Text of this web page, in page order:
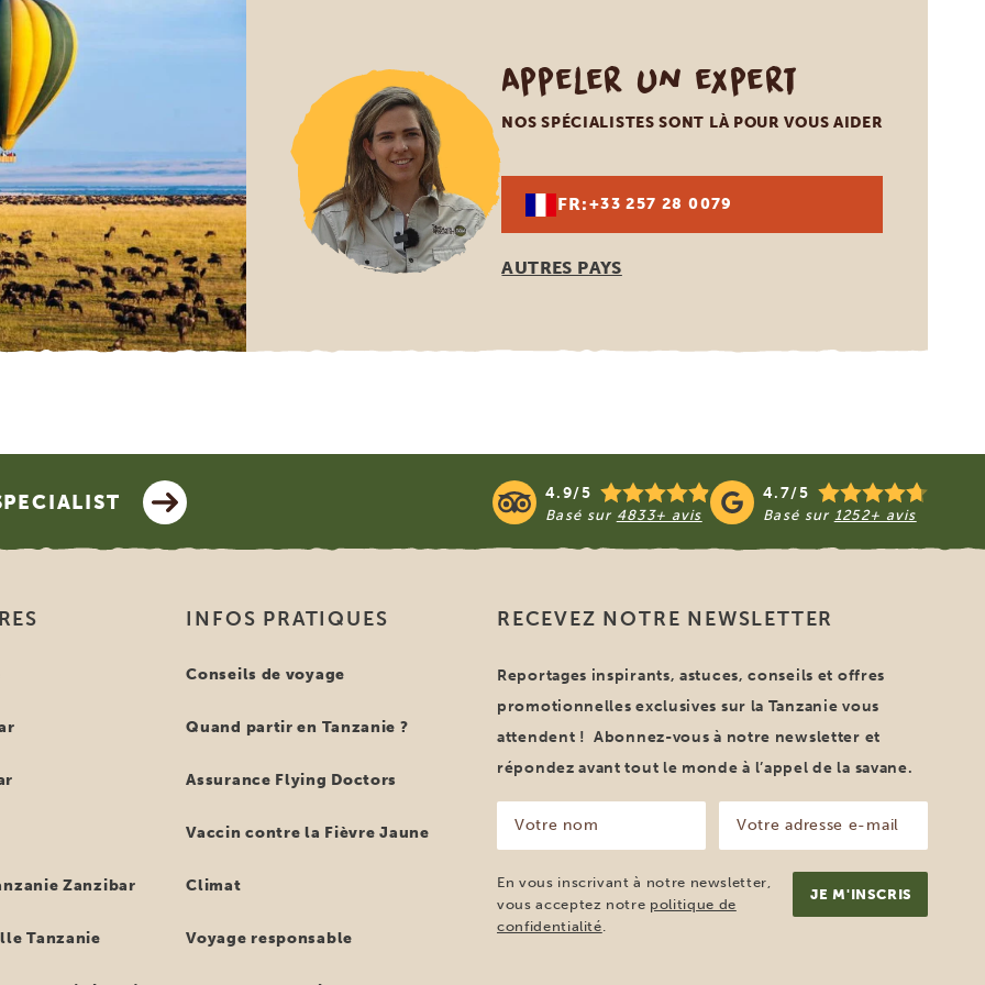
Appeler un expert
NOS SPÉCIALISTES SONT LÀ POUR VOUS AIDER
FR:+33 257 28 0079
AUTRES PAYS
4.9/5
Basé sur 4833+ avis
4.7/5
Basé sur 1252+ avis
Zanzibar
Tanzanie
INFOS PRATIQUES
Conseils de voyage
Quand partir en Tanzanie ?
Assurance Flying Doctors
Vaccin contre la Fièvre Jaune
Climat
Voyage responsable
RECEVEZ NOTRE NEWSLETTER
Reportages inspirants, astuces, conseils et offres
promotionnelles exclusives sur la Tanzanie vous
attendent ! Abonnez-vous à notre newsletter et
répondez avant tout le monde à l’appel de la savane.
nom
(Nécessaire)
adresse
e-
mail
(Nécessaire)
En vous inscrivant à notre newsletter,
vous acceptez notre politique de
confidentialité.